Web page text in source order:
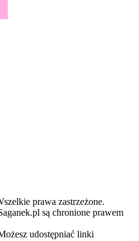
prawa zastrzeżone.
są chronione prawem
udostępniać linki